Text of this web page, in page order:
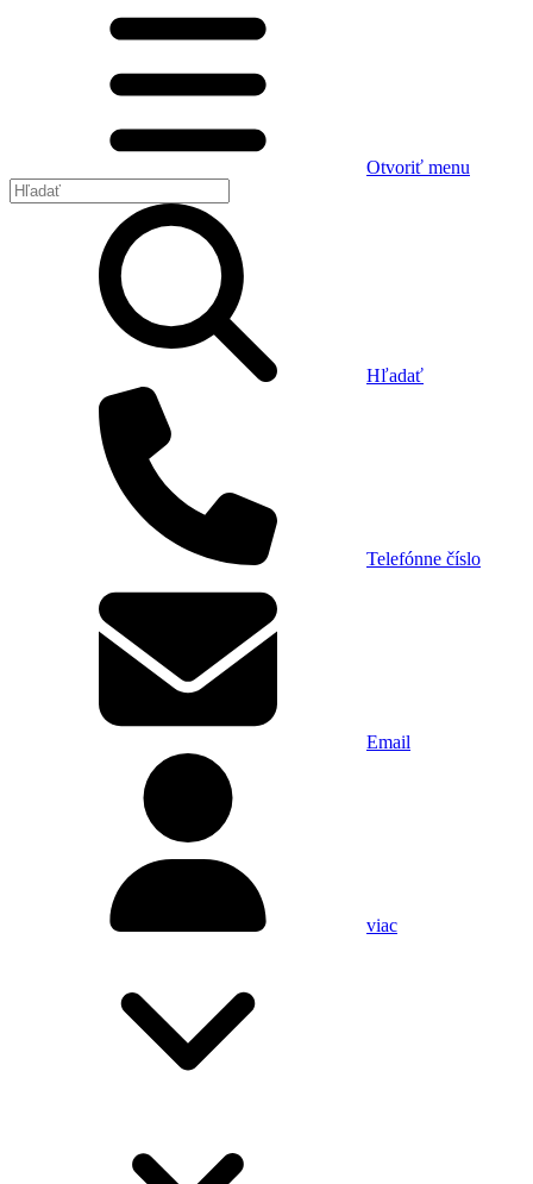
Otvoriť menu
Hľadať
Telefónne číslo
Email
viac